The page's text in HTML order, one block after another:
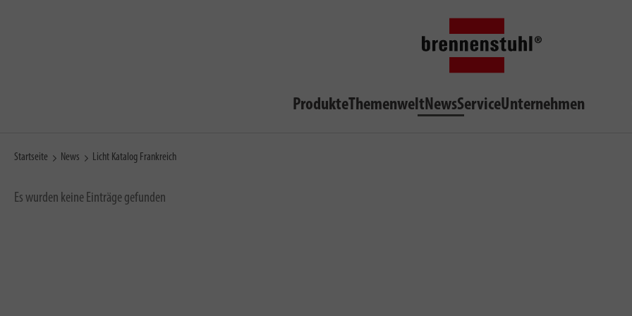
ProdukteThemenweltNewsServiceUnternehmen
Startseite News Licht Katalog Frankreich
Es wurden keine Einträge gefunden